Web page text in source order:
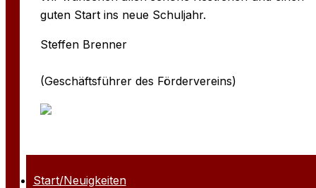
Start/Neuigkeiten
guten Start ins neue Schuljahr.
Steffen Brenner
(Geschäftsführer des Fördervereins)